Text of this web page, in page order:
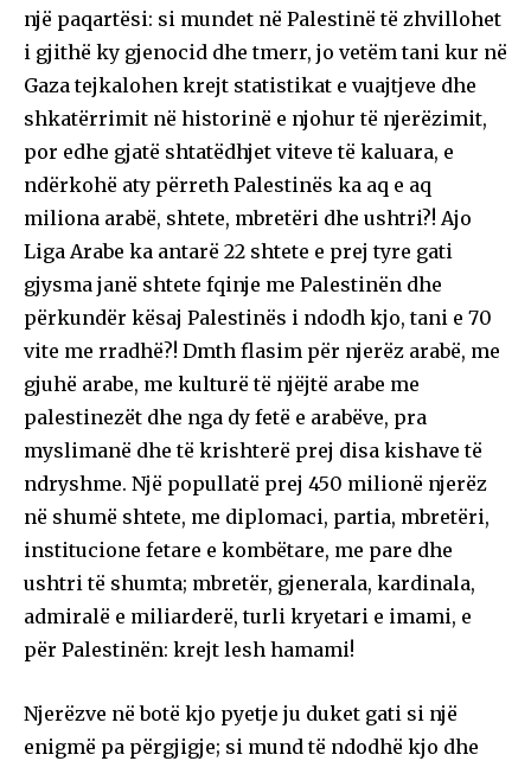
një paqartësi: si mundet në Palestinë të zhvillohet
i gjithë ky gjenocid dhe tmerr, jo vetëm tani kur në
Gaza tejkalohen krejt statistikat e vuajtjeve dhe
shkatërrimit në historinë e njohur të njerëzimit,
por edhe gjatë shtatëdhjet viteve të kaluara, e
ndërkohë aty përreth Palestinës ka aq e aq
miliona arabë, shtete, mbretëri dhe ushtri?! Ajo
Liga Arabe ka antarë 22 shtete e prej tyre gati
gjysma janë shtete fqinje me Palestinën dhe
përkundër kësaj Palestinës i ndodh kjo, tani e 70
vite me rradhë?! Dmth flasim për njerëz arabë, me
gjuhë arabe, me kulturë të njëjtë arabe me
palestinezët dhe nga dy fetë e arabëve, pra
myslimanë dhe të krishterë prej disa kishave të
ndryshme. Një popullatë prej 450 milionë njerëz
në shumë shtete, me diplomaci, partia, mbretëri,
institucione fetare e kombëtare, me pare dhe
ushtri të shumta; mbretër, gjenerala, kardinala,
admiralë e miliarderë, turli kryetari e imami, e
për Palestinën: krejt lesh hamami!
Njerëzve në botë kjo pyetje ju duket gati si një
enigmë pa përgjigje; si mund të ndodhë kjo dhe